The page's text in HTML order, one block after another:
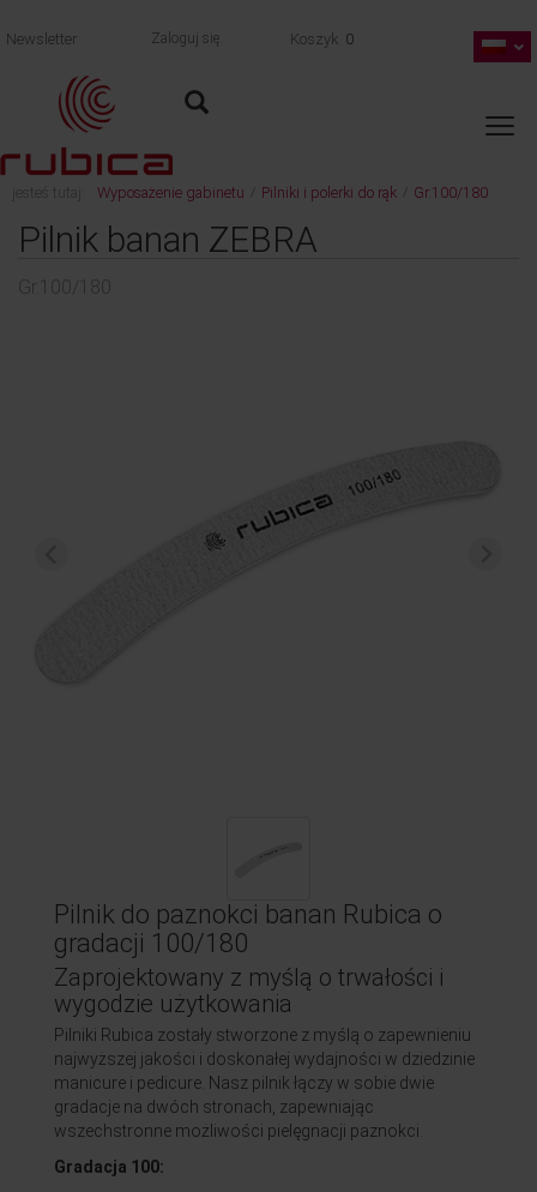
Newsletter Zaloguj się Koszyk 0
jesteś tutaj: Wyposażenie gabinetu Pilniki i polerki do rąk Gr.100/180
Pilnik banan ZEBRA
Gr.100/180
Pilnik do paznokci banan Rubica o
gradacji 100/180
Zaprojektowany z myślą o trwałości i
wygodzie użytkowania
Pilniki Rubica zostały stworzone z myślą o zapewnieniu
najwyższej jakości i doskonałej wydajności w dziedzinie
manicure i pedicure. Nasz pilnik łączy w sobie dwie
gradacje na dwóch stronach, zapewniając
wszechstronne możliwości pielęgnacji paznokci.
Gradacja 100: